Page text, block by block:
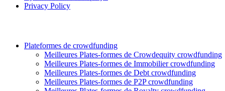
Privacy Policy
Plateformes de crowdfunding
Meilleures Plates-formes de Crowdequity crowdfunding
Meilleures Plates-formes de Immobilier crowdfunding
Meilleures Plates-formes de Debt crowdfunding
Meilleures Plates-formes de P2P crowdfunding